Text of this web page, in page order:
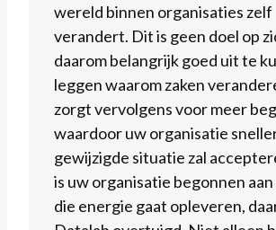
wereld binnen organisaties zelf
verandert. Dit is geen doel op
daarom belangrijk goed uit te
leggen waarom zaken
zorgt vervolgens voor meer
waardoor uw organisatie
gewijzigde situatie zal
is uw organisatie begonnen
die energie gaat opleveren,